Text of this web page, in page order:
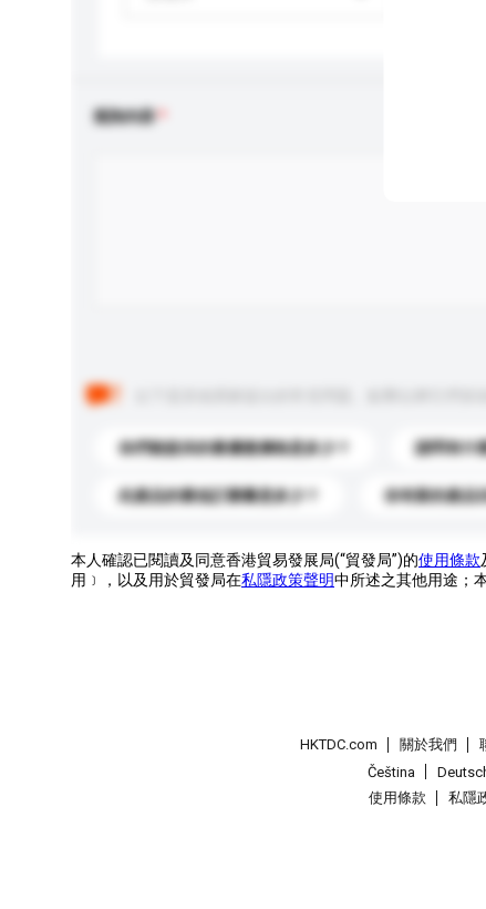
查詢內容
你們能提供的最優惠價格是多少？ 請問有什
此產品的最低訂購量是多少？ 你有新的產品
本人確認已閱讀及同意香港貿易發展局(“貿發局”)的使用條款
用﹞，以及用於貿發局在私隱政策聲明中所述之其他用途；
HKTDC.com 關於我們
Čeština
使用條款
私隱